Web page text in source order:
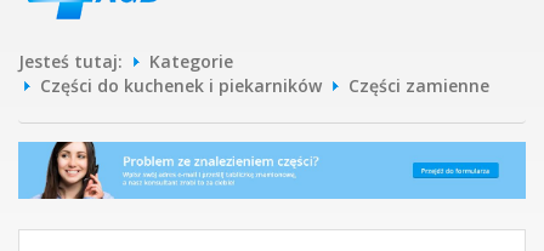
Jesteś tutaj:
Kategorie
Części do kuchenek i piekarników
Części zamienne